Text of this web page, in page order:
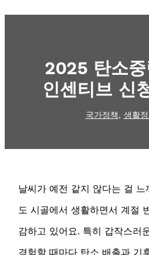
기
2025 탄소
인센티브 신
국가정책, 생활
날씨가 예전 같지 않다는 걸
도 시골에서 생활하면서 계절
감하고 있어요. 특히 갑작스러
경험할 때마다 탄소 배출과 기